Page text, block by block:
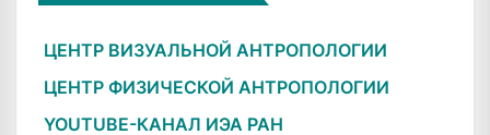
ЦЕНТР ВИЗУАЛЬНОЙ АНТРОПОЛОГИИ
ЦЕНТР ФИЗИЧЕСКОЙ АНТРОПОЛОГИИ
YOUTUBE-КАНАЛ ИЭА РАН